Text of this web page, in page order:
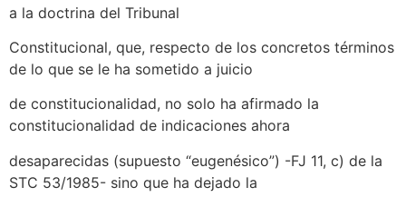
a la doctrina del Tribunal
Constitucional, que, respecto de los concretos términos
de lo que se le ha sometido a juicio
de constitucionalidad, no solo ha afirmado la
constitucionalidad de indicaciones ahora
desaparecidas (supuesto “eugenésico”) -FJ 11, c) de la
STC 53/1985- sino que ha dejado la